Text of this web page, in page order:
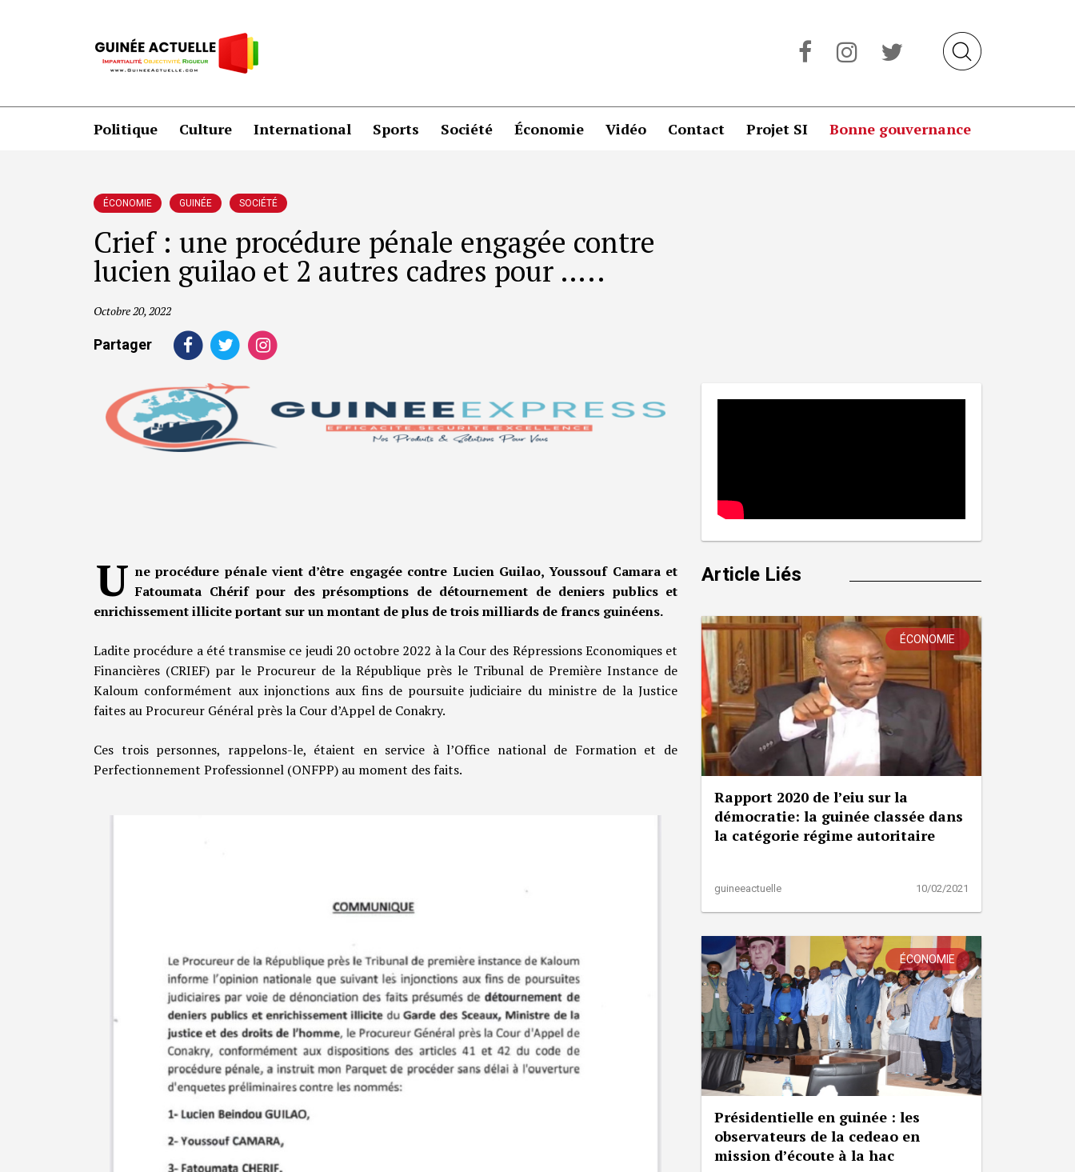
Politique Culture International Sports Société Économie Vidéo Contact Projet SI Bonne gouvernance
ÉCONOMIE GUINÉE SOCIÉTÉ
Crief : une procédure pénale engagée contre
lucien guilao et 2 autres cadres pour …..
Octobre 20, 2022
Partager
U ne procédure pénale vient d’être engagée contre Lucien Guilao, Youssouf Camara et
Fatoumata Chérif pour des présomptions de détournement de deniers publics et
enrichissement illicite portant sur un montant de plus de trois milliards de francs guinéens.
Ladite procédure a été transmise ce jeudi 20 octobre 2022 à la Cour des Répressions Economiques et
Financières (CRIEF) par le Procureur de la République près le Tribunal de Première Instance de
Kaloum conformément aux injonctions aux fins de poursuite judiciaire du ministre de la Justice
faites au Procureur Général près la Cour d’Appel de Conakry.
Ces trois personnes, rappelons-le, étaient en service à l’Office national de Formation et de
Perfectionnement Professionnel (ONFPP) au moment des faits.
Article Liés
ÉCONOMIE
Rapport 2020 de l’eiu sur la
démocratie: la guinée classée dans
la catégorie régime autoritaire
guineeactuelle 10/02/2021
ÉCONOMIE
Présidentielle en guinée : les
observateurs de la cedeao en
mission d’écoute à la hac